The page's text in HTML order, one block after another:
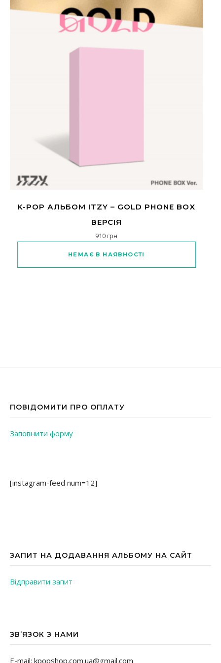
K-POP АЛЬБОМ ITZY – GOLD PHONE BOX
ВЕРСІЯ
910грн
НЕМАЄ В НАЯВНОСТІ
ПОВІДОМИТИ ПРО ОПЛАТУ
Заповнити форму
[instagram-feed num=12]
ЗАПИТ НА ДОДАВАННЯ АЛЬБОМУ НА САЙТ
Відправити запит
ЗВ’ЯЗОК З НАМИ
E-mail: kpopshop.com.ua@gmail.com